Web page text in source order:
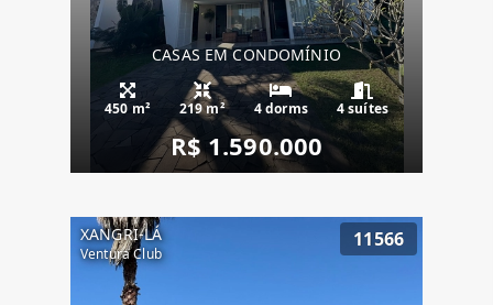
CASAS EM CONDOMÍNIO
450 m² 219 m² 4 dorms 4 suítes
R$ 1.590.000
XANGRI-LÁ
Ventura Club
11566